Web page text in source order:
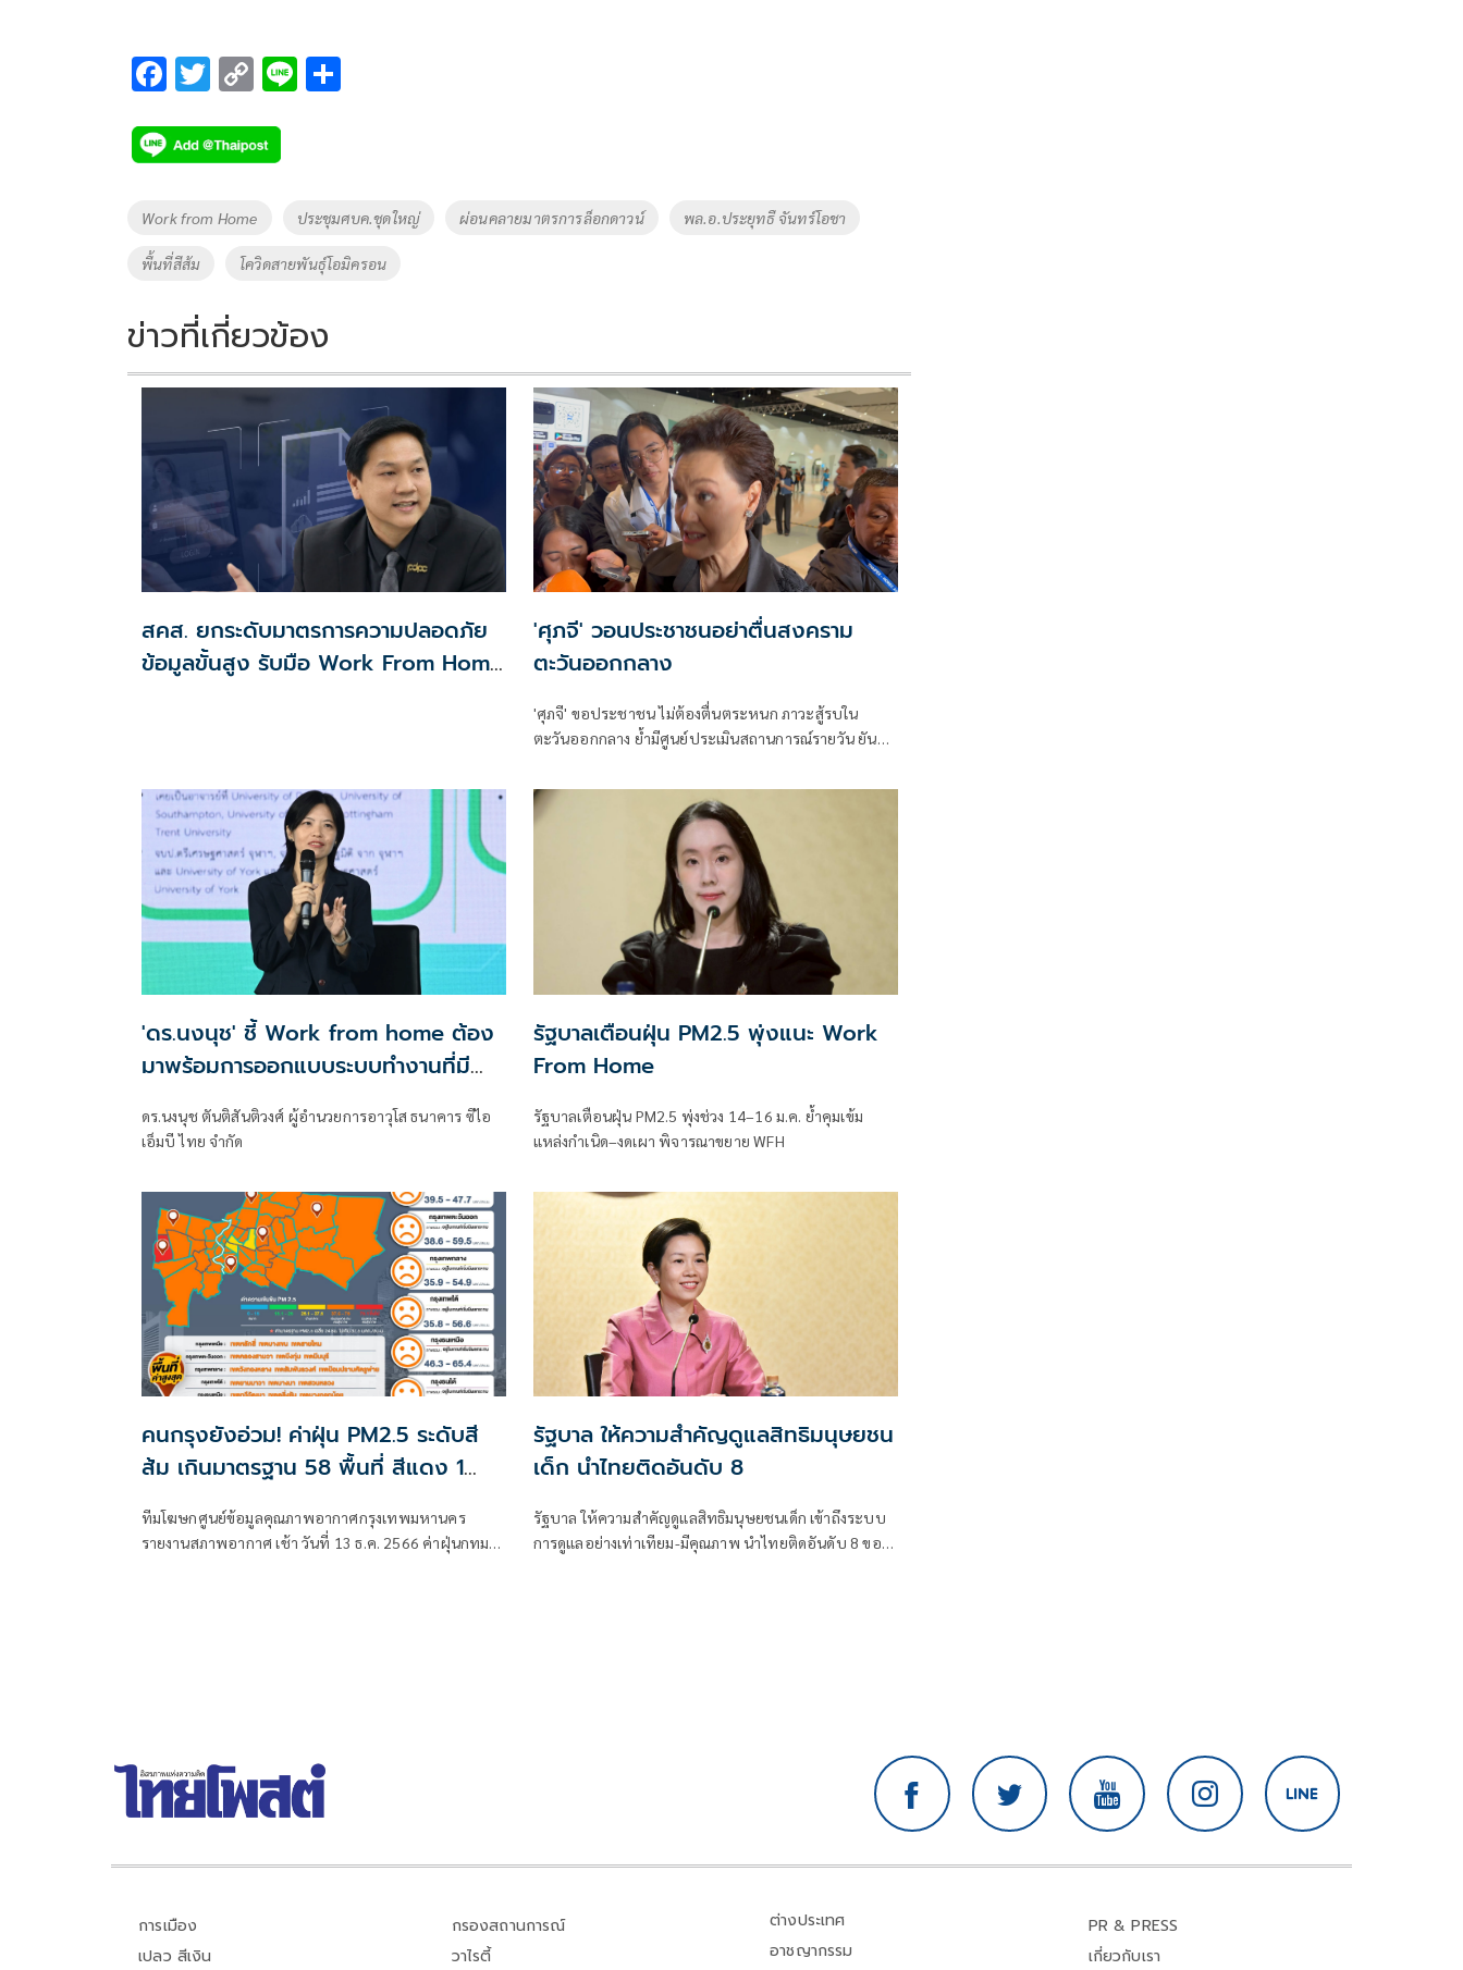
F
e
b
o
o
k
T
tt
er
C
p
y
Li
n
k
Li
Tags
Work from Home ประชุมศบค.ชุดใหญ่ ผ่อนคลายมาตรการล็อกดาวน์ พล.อ.ประยุทธื จันทร์โอชา
พื้นที่สีส้ม โควิดสายพันธุ์โอมิครอน
ข่าวที่เกี่ยวข้อง
สคส. ยกระดับมาตรการความปลอดภัย
ข้อมูลขั้นสูง รับมือ Work From Home
'ศุภจี' วอนประชาชนอย่าตื่นสงคราม
ตะวันออกกลาง
'ศุภจี' ขอประชาชน ไม่ต้องตื่นตระหนก ภาวะสู้รบใน
ตะวันออกกลาง ย้ำมีศูนย์ประเมินสถานการณ์รายวัน ยัน
'ดร.นงนุช' ชี้ Work from home ต้อง
มาพร้อมการออกแบบระบบทำงานที่มี
ดร.นงนุช ตันติสันติวงศ์ ผู้อำนวยการอาวุโส ธนาคาร ซีไอ
เอ็มบี ไทย จำกัด
รัฐบาลเตือนฝุ่น PM2.5 พุ่งแนะ Work
From Home
รัฐบาลเตือนฝุ่น PM2.5 พุ่งช่วง 14–16 ม.ค. ย้ำคุมเข้ม
แหล่งกำเนิด–งดเผา พิจารณาขยาย WFH
คนกรุงยังอ่วม! ค่าฝุ่น PM2.5 ระดับสี
ส้ม เกินมาตรฐาน 58 พื้นที่ สีแดง 1
ทีมโฆษกศูนย์ข้อมูลคุณภาพอากาศกรุงเทพมหานคร
รายงานสภาพอากาศ เช้า วันที่ 13 ธ.ค. 2566 ค่าฝุ่นกทม. มี
รัฐบาล ให้ความสำคัญดูแลสิทธิมนุษยชน
เด็ก นำไทยติดอันดับ 8
รัฐบาล ให้ความสำคัญดูแลสิทธิมนุษยชนเด็ก เข้าถึงระบบ
การดูแลอย่างเท่าเทียม-มีคุณภาพ นำไทยติดอันดับ 8 ของ
การเมือง
เปลว สีเงิน
กรองสถานการณ์
วาไรตี้
ต่างประเทศ
อาชญากรรม
PR & PRESS
เกี่ยวกับเรา